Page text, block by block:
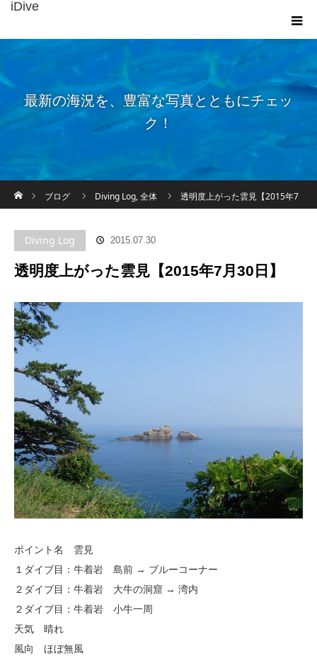
iDive
最新の海況を、豊富な写真とともにチェッ
ク！
ブログ
Diving Log,全体 透明度上がった雲見【2015年7
Diving Log 2015.07.30
透明度上がった雲見【2015年7月30日】
ポイント名 雲見
１ダイブ目：牛着岩 島前 → ブルーコーナー
２ダイブ目：牛着岩 大牛の洞窟 → 湾内
２ダイブ目：牛着岩 小牛一周
天気 晴れ
風向 ほぼ無風